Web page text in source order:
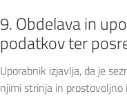
9. Obdelava in
podatkov ter
Uporabnik izjavlja, da je
njimi strinja in prostovoljno